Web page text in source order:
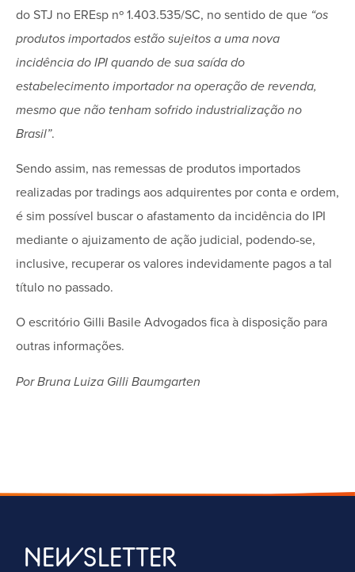
do STJ no EREsp nº 1.403.535/SC, no sentido de que “os
produtos importados estão sujeitos a uma nova
incidência do IPI quando de sua saída do
estabelecimento importador na operação de revenda,
mesmo que não tenham sofrido industrialização no
Brasil”.
Sendo assim, nas remessas de produtos importados
realizadas por tradings aos adquirentes por conta e ordem,
é sim possível buscar o afastamento da incidência do IPI
mediante o ajuizamento de ação judicial, podendo-se,
inclusive, recuperar os valores indevidamente pagos a tal
título no passado.
O escritório Gilli Basile Advogados fica à disposição para
outras informações.
Por Bruna Luiza Gilli Baumgarten
NEWSLETTER